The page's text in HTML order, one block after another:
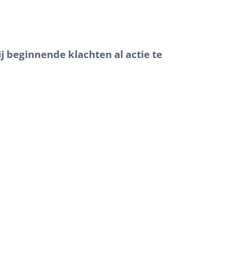
beginnende klachten al actie te